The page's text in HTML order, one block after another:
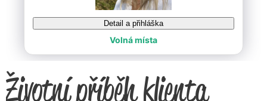
Životní příběh klienta